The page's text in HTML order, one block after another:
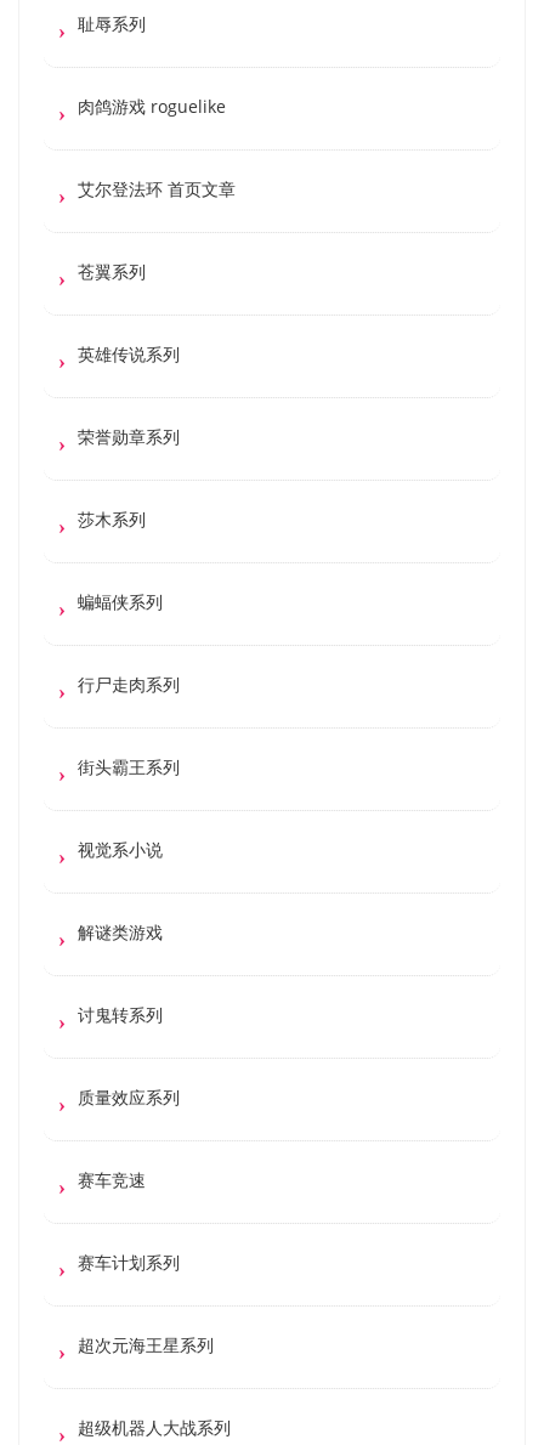
耻辱系列
肉鸽游戏 roguelike
艾尔登法环 首页文章
苍翼系列
英雄传说系列
荣誉勋章系列
莎木系列
蝙蝠侠系列
行尸走肉系列
街头霸王系列
视觉系小说
解谜类游戏
讨鬼转系列
质量效应系列
赛车竞速
赛车计划系列
超次元海王星系列
超级机器人大战系列